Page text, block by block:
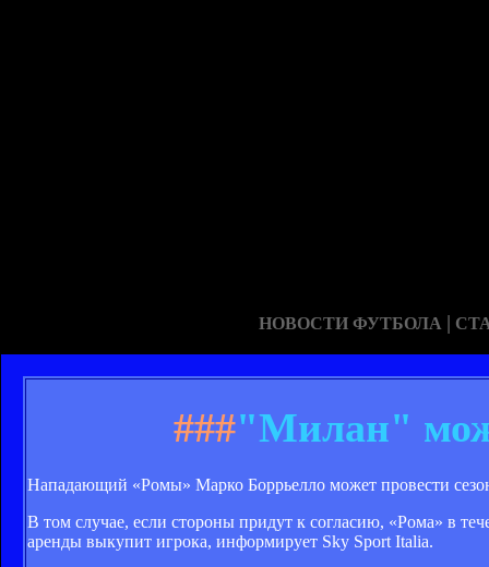
НОВОСТИ ФУТБОЛА |
###"Милан"
Нападающий «Ромы» Марко Боррьелло может провести
В том случае, если стороны придут к согласию, «Рома» в
аренды выкупит игрока, информирует Sky Sport Italia.